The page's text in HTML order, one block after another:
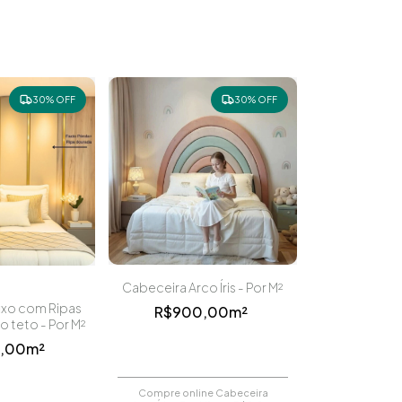
30% OFF
com Ripas
teto - Por M²
30% OFF
Cabeceira Arco Íris - Por M²
R$900,00m²
Compre online Cabeceira